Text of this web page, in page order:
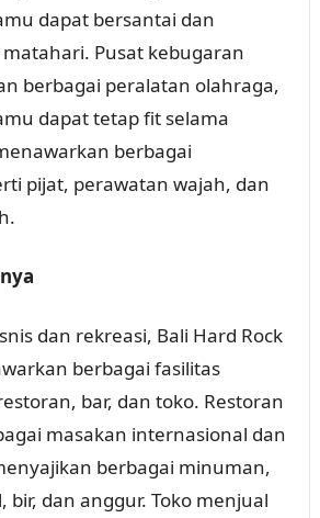
dapat bersantai dan
Pusat kebugaran
berbagai peralatan olahraga,
dapat tetap fit selama
berbagai
pijat, perawatan wajah, dan
dan rekreasi, Bali Hard Rock
berbagai fasilitas
bar, dan toko. Restoran
masakan internasional dan
berbagai minuman,
bir, dan anggur. Toko menjual